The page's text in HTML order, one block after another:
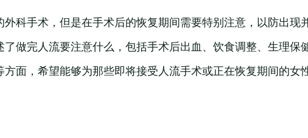
外科手术，但是在手术后的恢复期间需要特别注意，以防出现
了做完人流要注意什么，包括手术后出血、饮食调整、生理保
方面，希望能够为那些即将接受人流手术或正在恢复期间的女